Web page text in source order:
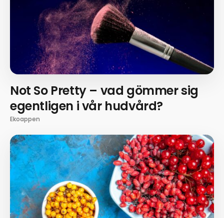
Not So Pretty – vad gömmer sig
egentligen i vår hudvård?
Ekoappen